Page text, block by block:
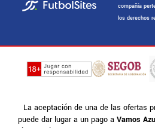
compañía
los derechos
La aceptación de una de las ofertas
puede dar lugar a un pago a Vamos